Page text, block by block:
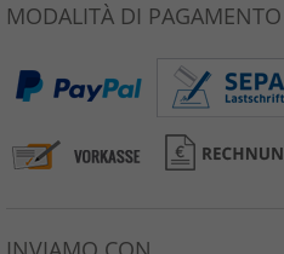
MODALITÀ DI PAGAMENTO